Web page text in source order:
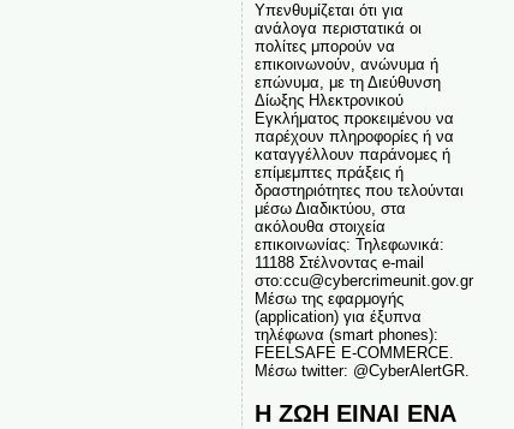
Υπενθυμίζεται ότι για
ανάλογα περιστατικά οι
πολίτες μπορούν να
επικοινωνούν, ανώνυμα ή
επώνυμα, με τη Διεύθυνση
Δίωξης Ηλεκτρονικού
Εγκλήματος προκειμένου να
παρέχουν πληροφορίες ή να
καταγγέλλουν παράνομες ή
επίμεμπτες πράξεις ή
δραστηριότητες που τελούνται
μέσω Διαδικτύου, στα
ακόλουθα στοιχεία
επικοινωνίας: Τηλεφωνικά:
11188 Στέλνοντας e-mail
στο:ccu@cybercrimeunit.gov.gr
Μέσω της εφαρμογής
(application) για έξυπνα
τηλέφωνα (smart phones):
FEELSAFE E-COMMERCE.
Μέσω twitter: @CyberAlertGR.
Η ΖΩΗ ΕΙΝΑΙ ΕΝΑ